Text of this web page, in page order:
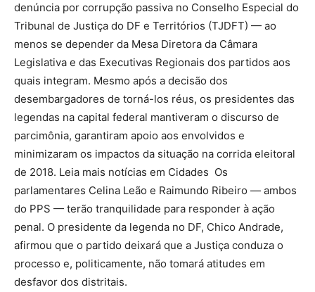
denúncia por corrupção passiva no Conselho Especial do
Tribunal de Justiça do DF e Territórios (TJDFT) — ao
menos se depender da Mesa Diretora da Câmara
Legislativa e das Executivas Regionais dos partidos aos
quais integram. Mesmo após a decisão dos
desembargadores de torná-los réus, os presidentes das
legendas na capital federal mantiveram o discurso de
parcimônia, garantiram apoio aos envolvidos e
minimizaram os impactos da situação na corrida eleitoral
de 2018. Leia mais notícias em Cidades Os
parlamentares Celina Leão e Raimundo Ribeiro — ambos
do PPS — terão tranquilidade para responder à ação
penal. O presidente da legenda no DF, Chico Andrade,
afirmou que o partido deixará que a Justiça conduza o
processo e, politicamente, não tomará atitudes em
desfavor dos distritais.